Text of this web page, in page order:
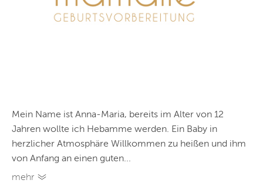
Mein Name ist Anna-Maria, bereits im Alter von 12
Jahren wollte ich Hebamme werden. Ein Baby in
herzlicher Atmosphäre Willkommen zu heißen und ihm
von Anfang an einen guten...
mehr